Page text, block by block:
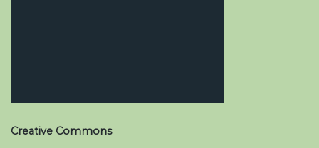
Creative Commons